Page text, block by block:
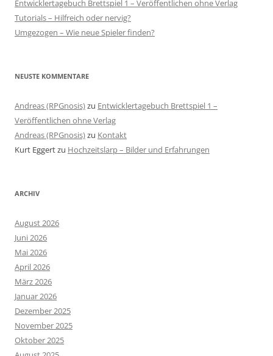
Entwicklertagebuch Brettspiel 1 – Veröffentlichen ohne Verlag
Tutorials – Hilfreich oder nervig?
Umgezogen – Wie neue Spieler finden?
NEUSTE KOMMENTARE
Andreas (RPGnosis)zu Entwicklertagebuch Brettspiel 1 –
Veröffentlichen ohne Verlag
Andreas (RPGnosis)zu Kontakt
Kurt Eggertzu Hochzeitslarp – Bilder und Erfahrungen
ARCHIV
August 2026
Juni 2026
Mai 2026
April 2026
März 2026
Januar 2026
Dezember 2025
November 2025
Oktober 2025